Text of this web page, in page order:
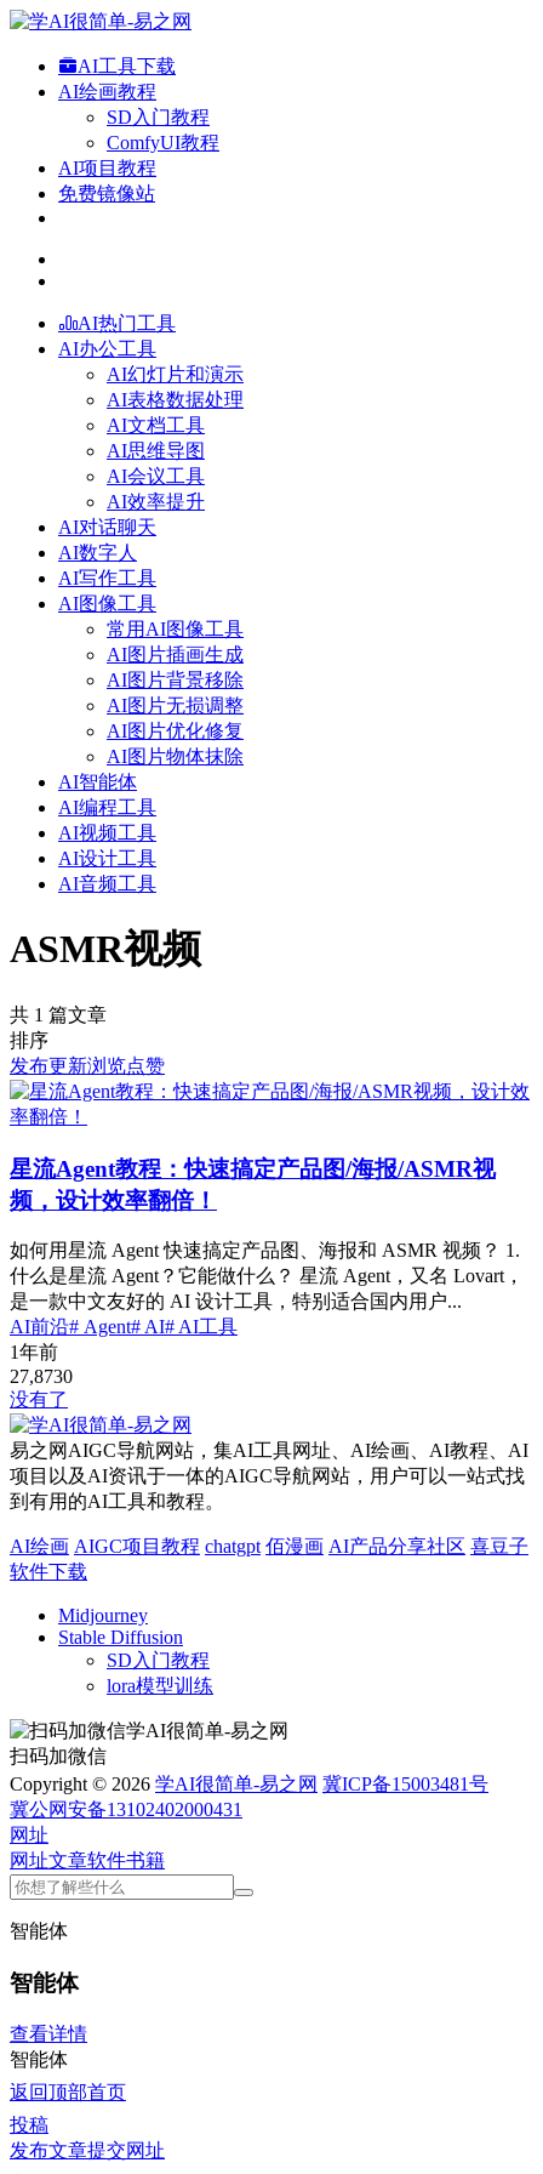
AI工具下载
AI绘画教程
SD入门教程
ComfyUI教程
AI项目教程
免费镜像站
AI热门工具
AI办公工具
AI幻灯片和演示
AI表格数据处理
AI文档工具
AI思维导图
AI会议工具
AI效率提升
AI对话聊天
AI数字人
AI写作工具
AI图像工具
常用AI图像工具
AI图片插画生成
AI图片背景移除
AI图片无损调整
AI图片优化修复
AI图片物体抹除
AI智能体
AI编程工具
AI视频工具
AI设计工具
AI音频工具
ASMR视频
共 1 篇文章
排序
发布更新浏览点赞
星流Agent教程：快速搞定产品图/海报/ASMR视
频，设计效率翻倍！
如何用星流 Agent 快速搞定产品图、海报和 ASMR 视频？ 1.
什么是星流 Agent？它能做什么？ 星流 Agent，又名 Lovart，
是一款中文友好的 AI 设计工具，特别适合国内用户...
AI前沿# Agent# AI# AI工具
1年前
27,8730
没有了
易之网AIGC导航网站，集AI工具网址、AI绘画、AI教程、AI
项目以及AI资讯于一体的AIGC导航网站，用户可以一站式找
到有用的AI工具和教程。
AI绘画 AIGC项目教程 chatgpt 佰漫画 AI产品分享社区 喜豆子
软件下载
Midjourney
Stable Diffusion
SD入门教程
lora模型训练
扫码加微信
Copyright © 2026 学AI很简单-易之网 冀ICP备15003481号
冀公网安备13102402000431
网址
网址文章软件书籍
智能体
智能体
查看详情
智能体
返回顶部首页
投稿
发布文章提交网址